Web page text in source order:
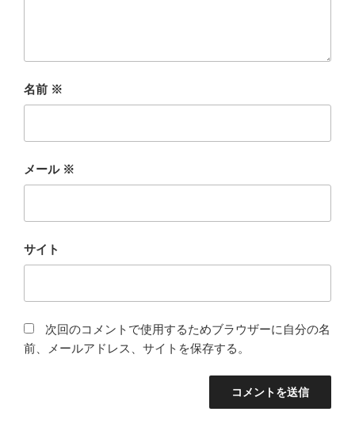
名前 ※
メール ※
サイト
次回のコメントで使用するためブラウザーに自分の名
前、メールアドレス、サイトを保存する。